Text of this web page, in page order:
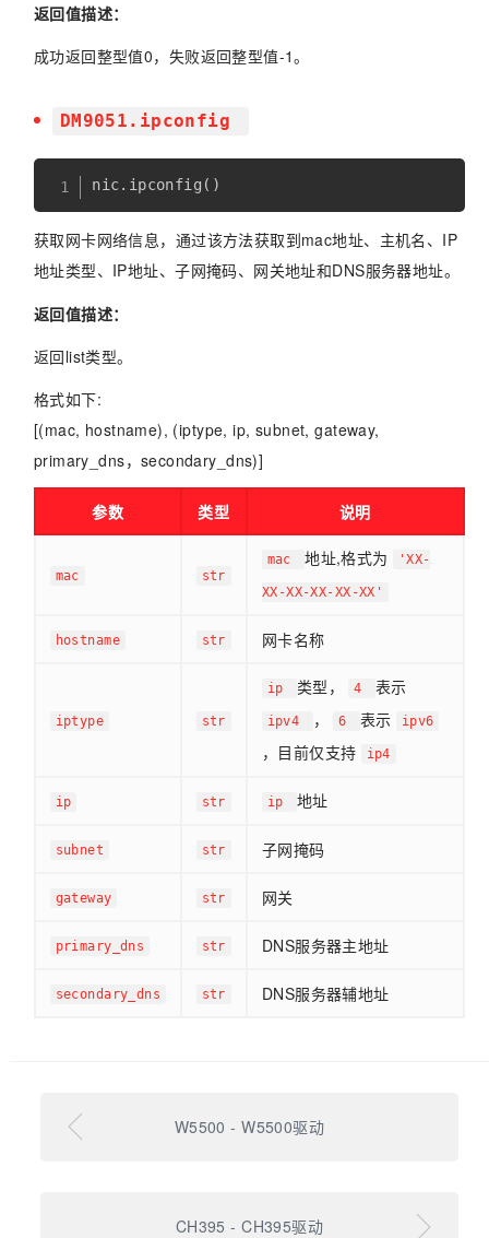
返回值描述：
成功返回整型值0，失败返回整型值-1。
DM9051.ipconfig
nic. ipconfig ( )
获取网卡网络信息，通过该方法获取到mac地址、主机名、IP
地址类型、IP地址、子网掩码、网关地址和DNS服务器地址。
返回值描述：
返回list类型。
格式如下:
[(mac, hostname), (iptype, ip, subnet, gateway,
primary_dns，secondary_dns)]
参数 类型 说明
mac str
mac 地址,格式为 'XX-
XX-XX-XX-XX-XX'
hostname str 网卡名称
iptype str
ip 类型， 4 表示
ipv4 ， 6 表示 ipv6
，目前仅支持 ip4
ip str ip 地址
subnet str 子网掩码
gateway str 网关
primary_dns str DNS服务器主地址
secondary_dns str DNS服务器辅地址
W5500 - W5500驱动
CH395 - CH395驱动